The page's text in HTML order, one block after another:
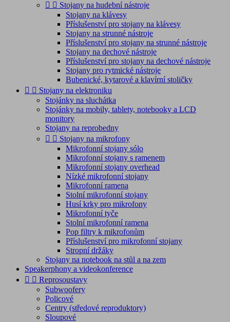
  Stojany na hudební nástroje
Stojany na klávesy
Příslušenství pro stojany na klávesy
Stojany na strunné nástroje
Příslušenství pro stojany na strunné nástroje
Stojany na dechové nástroje
Příslušenství pro stojany na dechové nástroje
Stojany pro rytmické nástroje
Bubenické, kytarové a klavírní stoličky
  Stojany na elektroniku
Stojánky na sluchátka
Stojánky na mobily, tablety, notebooky a LCD
monitory
Stojany na reprobedny
  Stojany na mikrofony
Mikrofonní stojany sólo
Mikrofonní stojany s ramenem
Mikrofonní stojany overhead
Nízké mikrofonní stojany
Mikrofonní ramena
Stolní mikrofonní stojany
Husí krky pro mikrofony
Mikrofonní tyče
Stolní mikrofonní ramena
Pop filtry k mikrofonům
Příslušenství pro mikrofonní stojany
Stropní držáky
Stojany na notebook na stůl a na zem
Speakerphony a videokonference
  Reprosoustavy
Subwoofery
Policové
Centry (středové reproduktory)
Sloupové